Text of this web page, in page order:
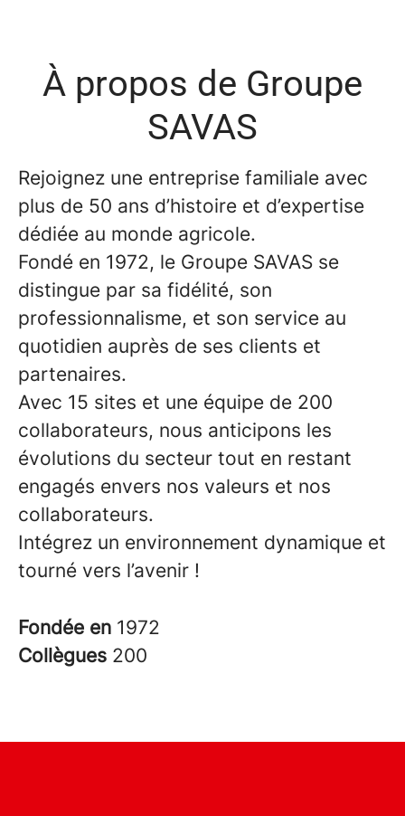
À propos de Groupe
SAVAS
Rejoignez une entreprise familiale avec
plus de 50 ans d’histoire et d’expertise
dédiée au monde agricole.
Fondé en 1972, le Groupe SAVAS se
distingue par sa fidélité, son
professionnalisme, et son service au
quotidien auprès de ses clients et
partenaires.
Avec 15 sites et une équipe de 200
collaborateurs, nous anticipons les
évolutions du secteur tout en restant
engagés envers nos valeurs et nos
collaborateurs.
Intégrez un environnement dynamique et
tourné vers l’avenir !
Fondée en 1972
Collègues 200